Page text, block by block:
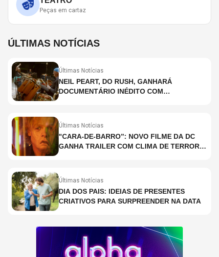
Peças em cartaz
ÚLTIMAS NOTÍCIAS
Últimas Notícias
NEIL PEART, DO RUSH, GANHARÁ
DOCUMENTÁRIO INÉDITO COM
Últimas Notícias
"CARA-DE-BARRO”: NOVO FILME DA DC
GANHA TRAILER COM CLIMA DE TERROR;
Últimas Notícias
DIA DOS PAIS: IDEIAS DE PRESENTES
CRIATIVOS PARA SURPREENDER NA DATA